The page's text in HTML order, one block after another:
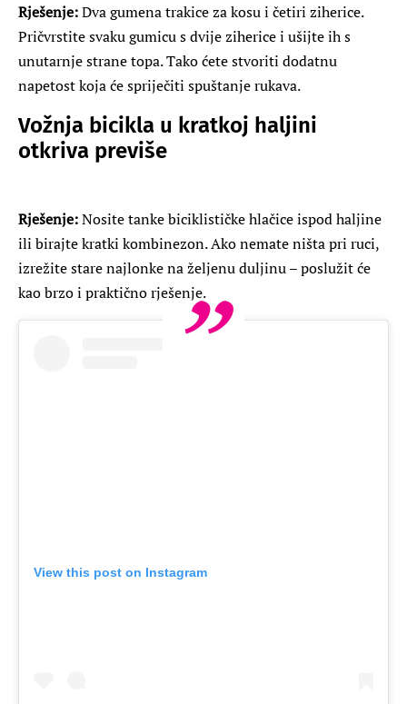
Rješenje:Dva gumena trakice za kosu i četiri ziherice.
Pričvrstite svaku gumicu s dvije ziherice i ušijte ih s
unutarnje strane topa. Tako ćete stvoriti dodatnu
napetost koja će spriječiti spuštanje rukava.
Vožnja bicikla u kratkoj haljini
otkriva previše
Rješenje:Nosite tanke biciklističke hlačice ispod haljine
ili birajte kratki kombinezon. Ako nemate ništa pri ruci,
izrežite stare najlonke na željenu duljinu – poslužit će
kao brzo i praktično rješenje.
View this post on Instagram